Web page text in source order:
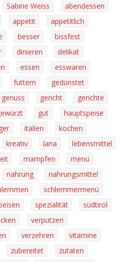
Sabine Weiss
abendessen
appetit
appetitlich
besser
bissfest
dinieren
delikat
essen
esswaren
futtern
gedünstet
genuss gericht
gerichte
gut
hauptspeise
italien
kochen
kreativ lana
lebensmittel
mampfen
menü
nahrung
nahrungsmittel
schlemmermenü
spezialität
südtirol
verputzen
verzehren
vitamine
zubereitet
zutaten